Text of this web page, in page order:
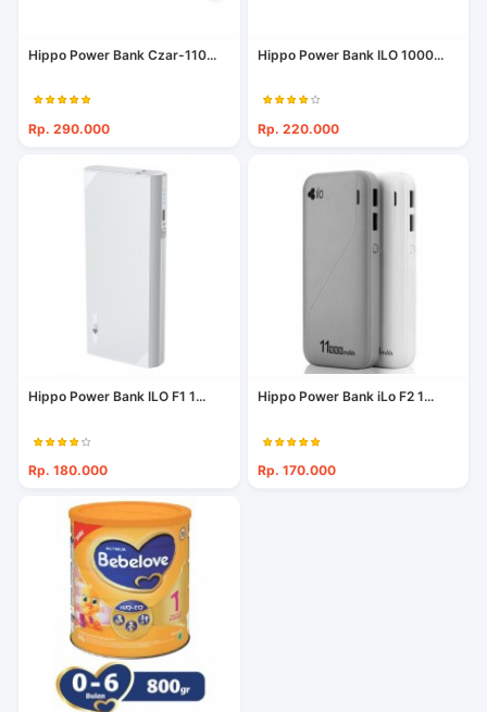
Hippo Power Bank Czar-110...
Rp. 290.000
Hippo Power Bank ILO 1000...
Rp. 220.000
Hippo Power Bank ILO F1 1...
Rp. 180.000
Hippo Power Bank iLo F2 1...
Rp. 170.000